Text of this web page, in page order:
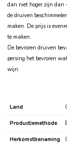
dan niet hoger zijn dan
de druiven
maken. De prijs is
te maken.
De bevroren druiven
persing het bevroren
wijn.
Land
Productiemethode
Herkomstbenaming